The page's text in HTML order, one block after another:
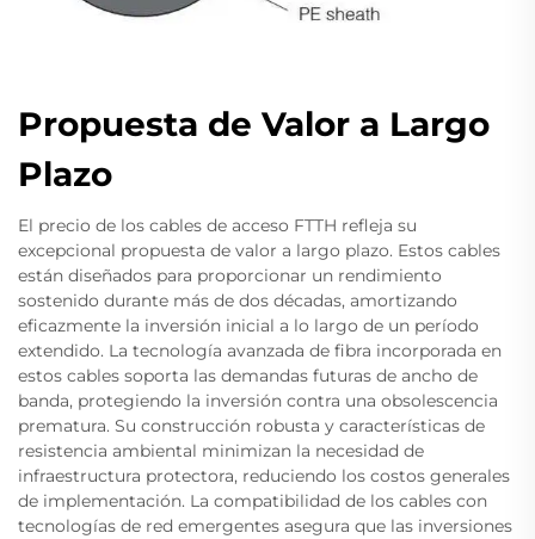
Propuesta de Valor a Largo
Plazo
El precio de los cables de acceso FTTH refleja su
excepcional propuesta de valor a largo plazo. Estos cables
están diseñados para proporcionar un rendimiento
sostenido durante más de dos décadas, amortizando
eficazmente la inversión inicial a lo largo de un período
extendido. La tecnología avanzada de fibra incorporada en
estos cables soporta las demandas futuras de ancho de
banda, protegiendo la inversión contra una obsolescencia
prematura. Su construcción robusta y características de
resistencia ambiental minimizan la necesidad de
infraestructura protectora, reduciendo los costos generales
de implementación. La compatibilidad de los cables con
tecnologías de red emergentes asegura que las inversiones